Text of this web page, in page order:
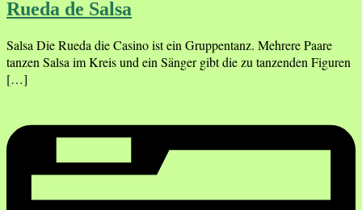
Rueda de Salsa
Salsa Die Rueda die Casino ist ein Gruppentanz. Mehrere Paare
tanzen Salsa im Kreis und ein Sänger gibt die zu tanzenden Figuren
[…]